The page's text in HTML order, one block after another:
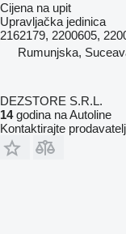
Cijena na upit
Upravljačka jedinica
2162179, 2200605,
Rumunjska,
DEZSTORE S.R.L.
14godina na Autoline
Kontaktirajte